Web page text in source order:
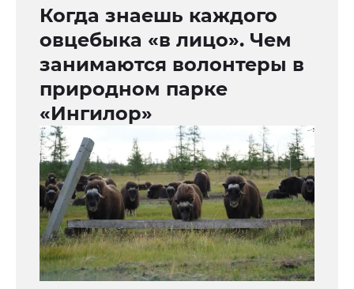
Когда знаешь каждого
овцебыка «в лицо». Чем
занимаются волонтеры в
природном парке
«Ингилор»